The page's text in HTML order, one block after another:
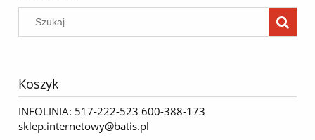
Koszyk
INFOLINIA: 517-222-523 600-388-173
sklep.internetowy@batis.pl